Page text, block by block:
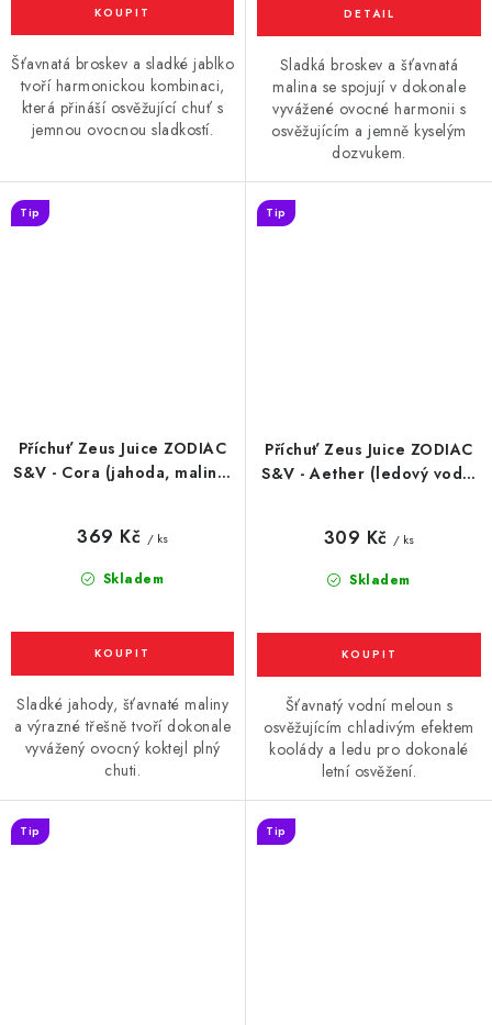
Šťavnatá broskev a sladké jablko
tvoří harmonickou kombinaci,
která přináší osvěžující chuť s
jemnou ovocnou sladkostí.
Sladká broskev a šťavnatá
malina se spojují v dokonale
vyvážené ovocné harmonii s
osvěžujícím a jemně kyselým
dozvukem.
Příchuť Zeus Juice ZODIAC
S&V - Cora (jahoda, malina,
Tip
Skladem
369 Kč / ks
Sladké jahody, šťavnaté maliny
a výrazné třešně tvoří dokonale
vyvážený ovocný koktejl plný
chuti.
Příchuť Zeus Juice ZODIAC
S&V - Aether (ledový vodní
Tip
Skladem
309 Kč / ks
Šťavnatý vodní meloun s
osvěžujícím chladivým efektem
koolády a ledu pro dokonalé
letní osvěžení.
Tip Tip